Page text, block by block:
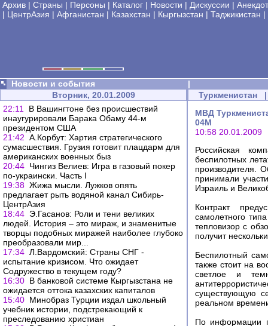
Архив | Страны | Персоны | Каталог | Новости | Дискуссии |
| ЦентрАзия | Афганистан | Казахстан | Кыргызстан | Таджикистан |
Новости и события
|
Вторник, 20.01.2009
22:11
В Вашингтоне без происшествий
инаугурировали Барака Обаму 44-м
президентом США
21:42 А.Корбут: Хартия стратегического
сумасшествия. Грузия готовит плацдарм для
американских военных быз
20:44 Чингиз Велиев: Игра в газовый покер
по-украински. Часть I
19:38 Жижа мысли. Лужков опять
предлагает рыть водяной канал Сибирь-
ЦентрАзия
18:44 Э.Гасанов: Роли и тени великих
людей. История – это мираж, и знаменитые
творцы подобных миражей наиболее глубоко
преобразовали мир...
17:34 Л.Вардомский: Страны СНГ -
испытание кризисом. Что ожидает
Содружество в текущем году?
16:30 В банковой системе Кыргызстана не
ожидается оттока казахских капиталов
15:40 Минобраз Турции издал школьный
учебник истории, подстрекающий к
преследованию христиан
Туркменистан |
МВД
04М
10:58 20.01.2009
Российская
беспилотных
производителя.
принимали
Израиль и
Контракт
самолетного
тепловизор с
получит
Беспилотный
также стоит на
светлое и
существующую
реальном
По информации